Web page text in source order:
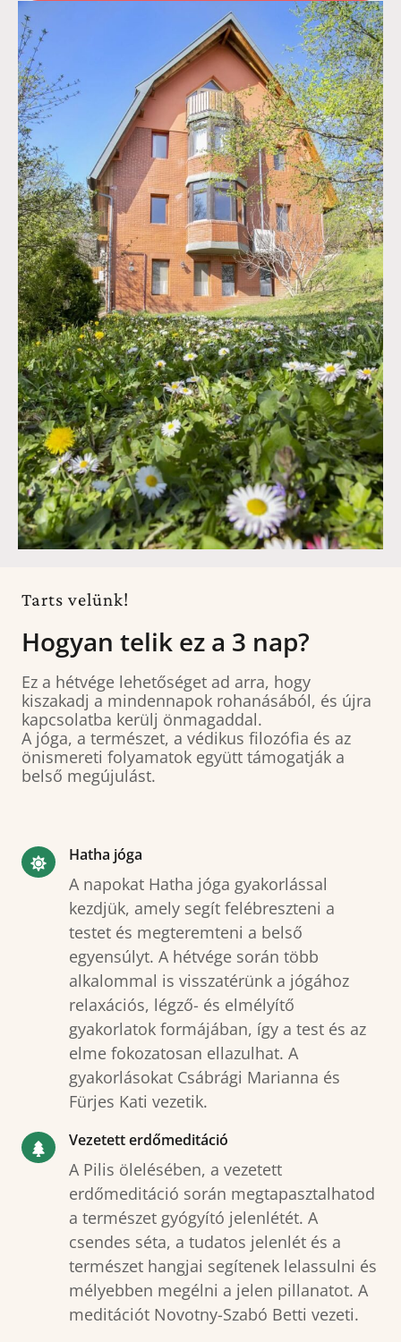
Tarts velünk!
Hogyan telik ez a 3 nap?
Ez a hétvége lehetőséget ad arra, hogy
kiszakadj a mindennapok rohanásából, és újra
kapcsolatba kerülj önmagaddal.
A jóga, a természet, a védikus filozófia és az
önismereti folyamatok együtt támogatják a
belső megújulást.
Hatha jóga
A napokat Hatha jóga gyakorlással
kezdjük, amely segít felébreszteni a
testet és megteremteni a belső
egyensúlyt. A hétvége során több
alkalommal is visszatérünk a jógához
relaxációs, légző- és elmélyítő
gyakorlatok formájában, így a test és az
elme fokozatosan ellazulhat. A
gyakorlásokat Csábrági Marianna és
Fürjes Kati vezetik.
Vezetett erdőmeditáció
A Pilis ölelésében, a vezetett
erdőmeditáció során megtapasztalhatod
a természet gyógyító jelenlétét. A
csendes séta, a tudatos jelenlét és a
természet hangjai segítenek lelassulni és
mélyebben megélni a jelen pillanatot. A
meditációt Novotny-Szabó Betti vezeti.